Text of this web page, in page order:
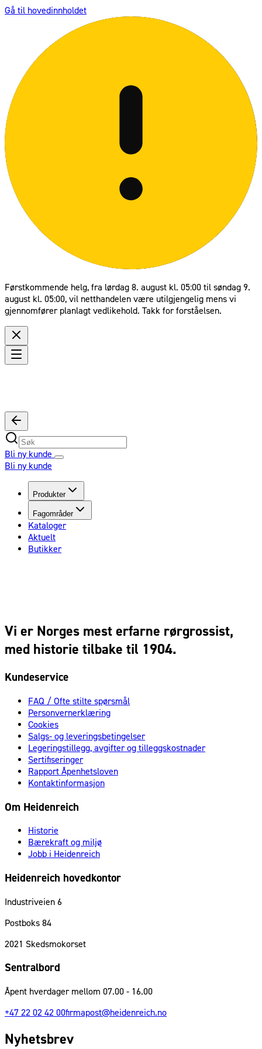
Gå til hovedinnholdet
Førstkommende helg, fra lørdag 8. august kl. 05:00 til søndag 9.
august kl. 05:00, vil netthandelen være utilgjengelig mens vi
gjennomfører planlagt vedlikehold. Takk for forståelsen.
Bli ny kunde
Bli ny kunde
Produkter
Fagområder
Kataloger
Aktuelt
Butikker
Vi er Norges mest erfarne rørgrossist,
med historie tilbake til 1904.
Kundeservice
FAQ / Ofte stilte spørsmål
Personvernerklæring
Cookies
Salgs- og leveringsbetingelser
Legeringstillegg, avgifter og tilleggskostnader
Sertifiseringer
Rapport Åpenhetsloven
Kontaktinformasjon
Om Heidenreich
Historie
Bærekraft og miljø
Jobb i Heidenreich
Heidenreich hovedkontor
Industriveien 6
Postboks 84
2021 Skedsmokorset
Sentralbord
Åpent hverdager mellom 07.00 - 16.00
+47 22 02 42 00firmapost@heidenreich.no
Nyhetsbrev